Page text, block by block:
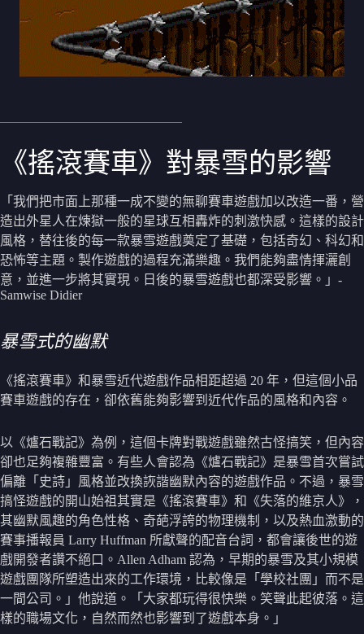
《搖滾賽車》對暴雪的影響
「我們把市面上那種一成不變的無聊賽車遊戲加以改造一番，營
造出外星人在煉獄一般的星球互相轟炸的刺激快感。這樣的設計
風格，替往後的每一款暴雪遊戲奠定了基礎，包括奇幻、科幻和
恐怖等主題。製作遊戲的過程充滿樂趣。我們能夠盡情揮灑創
意，並進一步將其實現。日後的暴雪遊戲也都深受影響。」-
Samwise Didier
暴雪式的幽默
《搖滾賽車》和暴雪近代遊戲作品相距超過 20 年，但這個小品
賽車遊戲的存在，卻依舊能夠影響到近代作品的風格和內容。
以《爐石戰記》為例，這個卡牌對戰遊戲雖然古怪搞笑，但內容
卻也足夠複雜豐富。有些人會認為《爐石戰記》是暴雪首次嘗試
偏離「史詩」風格並改換詼諧幽默內容的遊戲作品。不過，暴雪
搞怪遊戲的開山始祖其實是《搖滾賽車》和《失落的維京人》，
其幽默風趣的角色性格、奇葩浮誇的物理機制，以及熱血激動的
賽事播報員 Larry Huffman 所獻聲的配音台詞，都會讓後世的遊
戲開發者讚不絕口。Allen Adham 認為，早期的暴雪及其小規模
遊戲團隊所塑造出來的工作環境，比較像是「學校社團」而不是
一間公司。」他說道。「大家都玩得很快樂。笑聲此起彼落。這
樣的職場文化，自然而然也影響到了遊戲本身。」